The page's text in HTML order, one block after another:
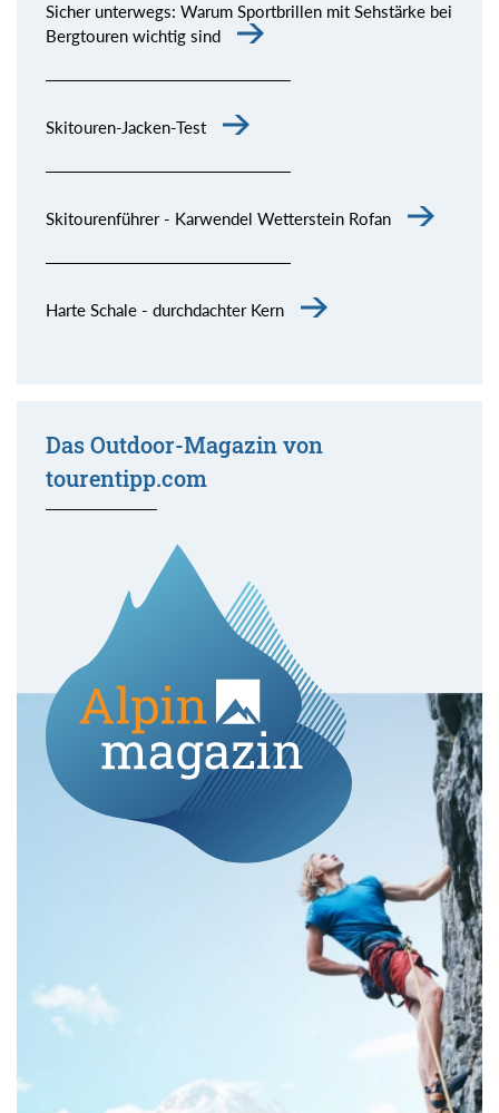
Sicher unterwegs: Warum Sportbrillen mit Sehstärke bei
Bergtouren wichtig sind
Skitouren-Jacken-Test
Skitourenführer - Karwendel Wetterstein Rofan
Harte Schale - durchdachter Kern
Das Outdoor-Magazin von
tourentipp.com